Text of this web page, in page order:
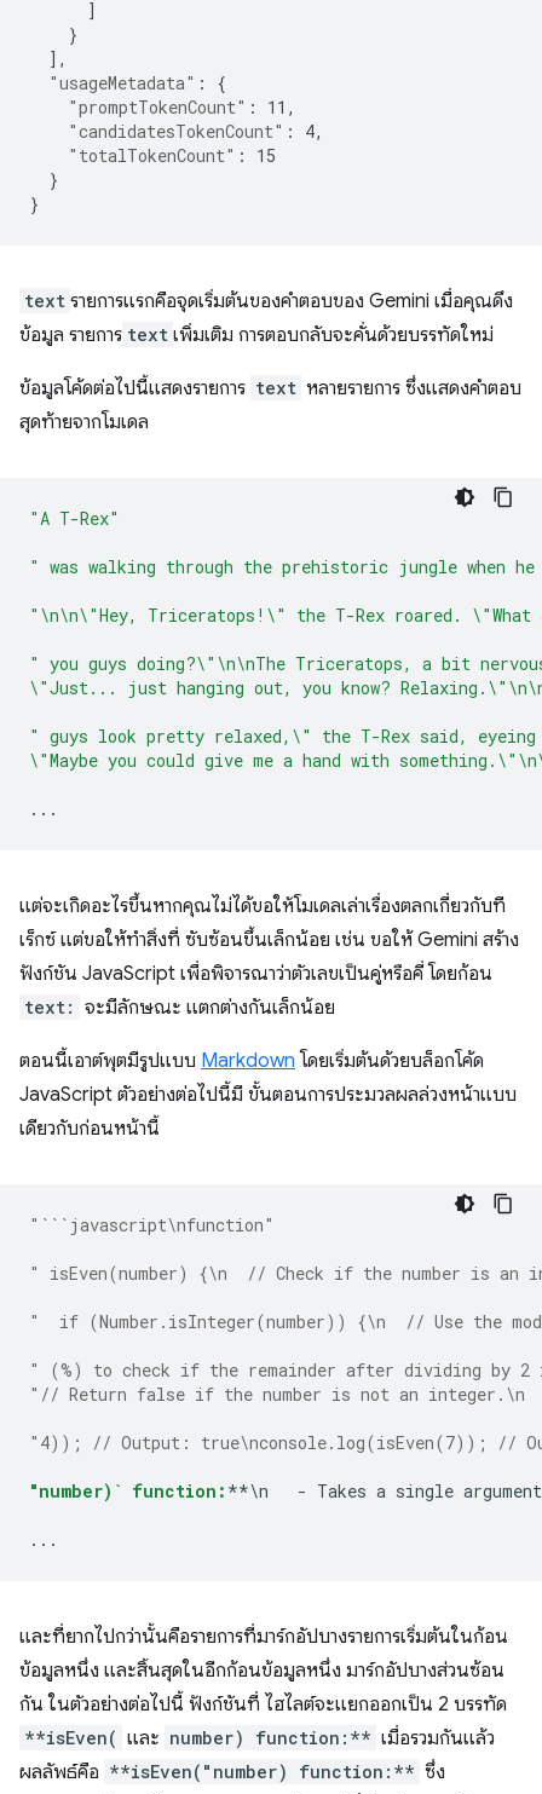
]
}
],
"usageMetadata" :
{
"promptTokenCount" : 11 ,
"candidatesTokenCount" : 4,
"totalTokenCount" :
15
}
}
text รายการแรกคือจุดเริ่มต้นของคำตอบของ Gemini เมื่อคุณดึง
ข้อมูล รายการ text เพิ่มเติม การตอบกลับจะคั่นด้วยบรรทัดใหม่
ข้อมูลโค้ดต่อไปนี้แสดงรายการ text หลายรายการ ซึ่งแสดงคำตอบ
สุดท้ายจากโมเดล
"A T-Rex"
" was walking through the prehistoric jungle when
"\n\n\"Hey, Triceratops!\" the T-Rex roared. \"What
" you guys doing?\"\n\nThe Triceratops, a bit
\"Just... just hanging out, you know?
" guys look pretty relaxed,\" the T-Rex said,
\"Maybe you could give me a hand with
...
แต่จะเกิดอะไรขึ้นหากคุณไม่ได้ขอให้โมเดลเล่าเรื่องตลกเกี่ยวกับที
เร็กซ์ แต่ขอให้ทำสิ่งที่ ซับซ้อนขึ้นเล็กน้อย เช่น ขอให้ Gemini สร้าง
ฟังก์ชัน JavaScript เพื่อพิจารณาว่าตัวเลขเป็นคู่หรือคี่ โดยก้อน
text: จะมีลักษณะ แตกต่างกันเล็กน้อย
ตอนนี้เอาต์พุตมีรูปแบบ Markdown โดยเริ่มต้นด้วยบล็อกโค้ด
JavaScript ตัวอย่างต่อไปนี้มี ขั้นตอนการประมวลผลล่วงหน้าแบบ
เดียวกับก่อนหน้านี้
"```javascript\nfunction"
" isEven(number) {\n  // Check if the number is an
"  if (Number.isInteger(number)) {\n  // Use the
" (%) to check if the remainder after dividing by
"// Return false if the number is not an integer.\n
"4)); // Output: true\nconsole.log(isEven(7)); //
"number)` function: **\n   - Takes a single
...
และที่ยากไปกว่านั้นคือรายการที่มาร์กอัปบางรายการเริ่มต้นในก้อน
ข้อมูลหนึ่ง และสิ้นสุดในอีกก้อนข้อมูลหนึ่ง มาร์กอัปบางส่วนซ้อน
กัน ในตัวอย่างต่อไปนี้ ฟังก์ชันที่ ไฮไลต์จะแยกออกเป็น 2 บรรทัด
**isEven( และ number) function:** เมื่อรวมกันแล้ว
ผลลัพธ์คือ **isEven("number) function:** ซึ่ง